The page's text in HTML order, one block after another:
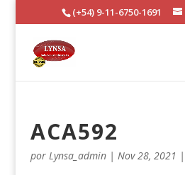
(+54) 9-11-6750-1691
ACA592
por Lynsa_admin| Nov 28, 2021 |